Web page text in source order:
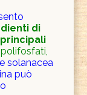
di
solanacea
può